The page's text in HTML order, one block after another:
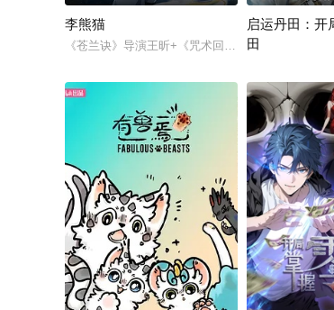
李熊猫
《苍兰诀》导演王昕+《咒术回战》总作监西位辉
启运丹田：开
田